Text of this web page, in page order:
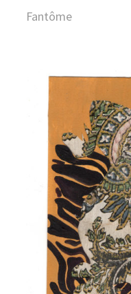
Fantôme